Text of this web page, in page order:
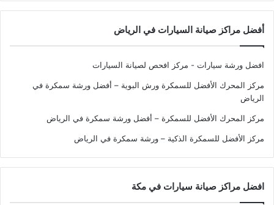
أفضل مراكز صيانة السيارات في الرياض
افضل ورشة سيارات - مركز افحص لصيانة السيارات
مركز المحرك الأفضل للسمكرة ورش البوية – أفضل ورشة سمكرة في
الرياض
مركز المحرك الأفضل للسمكرة – أفضل ورشة سمكرة في الرياض
مركز الأفضل للسمكرة الذكية – ورشة سمكرة في الرياض
افضل مراكز صيانة سيارات في مكة